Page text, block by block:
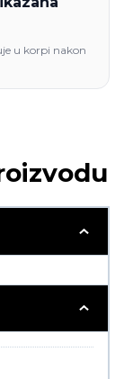
u korpi nakon